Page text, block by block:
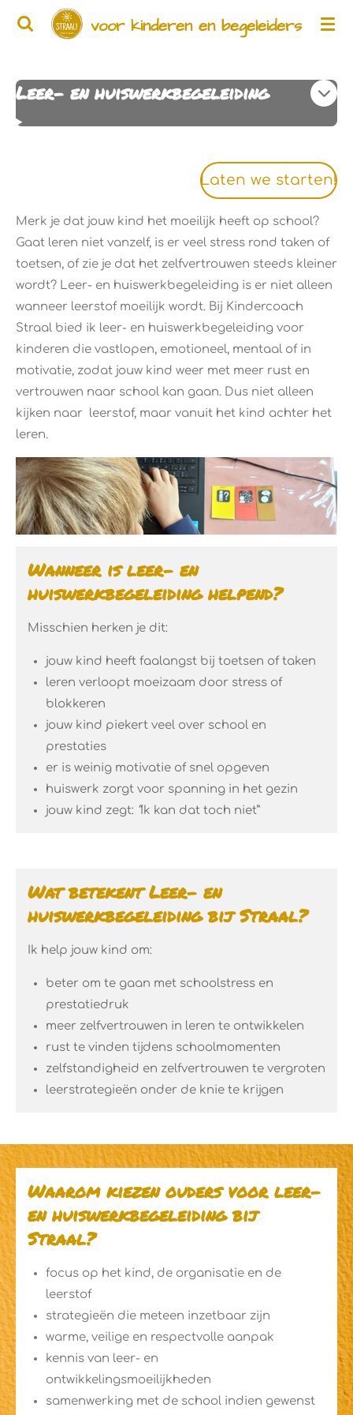
Ga
de
hoofdinhoud
voor kinderen en begeleiders
Leer- en huiswerkbegeleiding
Laten we starten!
Merk je dat jouw kind het moeilijk heeft op school?
Gaat leren niet vanzelf, is er veel stress rond taken of
toetsen, of zie je dat het zelfvertrouwen steeds kleiner
wordt? Leer- en huiswerkbegeleiding is er niet alleen
wanneer leerstof moeilijk wordt. Bij Kindercoach
Straal bied ik leer- en huiswerkbegeleiding voor
kinderen die vastlopen, emotioneel, mentaal of in
motivatie, zodat jouw kind weer met meer rust en
vertrouwen naar school kan gaan. Dus niet alleen
kijken naar leerstof, maar vanuit het kind achter het
leren.
Wanneer is leer- en
huiswerkbegeleiding helpend?
Misschien herken je dit:
jouw kind heeft faalangst bij toetsen of taken
leren verloopt moeizaam door stress of
blokkeren
jouw kind piekert veel over school en
prestaties
er is weinig motivatie of snel opgeven
huiswerk zorgt voor spanning in het gezin
jouw kind zegt: “Ik kan dat toch niet”
Wat betekent Leer- en
huiswerkbegeleiding bij Straal?
Ik help jouw kind om:
beter om te gaan met schoolstress en
prestatiedruk
meer zelfvertrouwen in leren te ontwikkelen
rust te vinden tijdens schoolmomenten
zelfstandigheid en zelfvertrouwen te vergroten
leerstrategieën onder de knie te krijgen
Waarom kiezen ouders voor leer-
en huiswerkbegeleiding bij
Straal?
focus op het kind, de organisatie en de
leerstof
strategieën die meteen inzetbaar zijn
warme, veilige en respectvolle aanpak
kennis van leer- en
ontwikkelingsmoeilijkheden
samenwerking met de school indien gewenst